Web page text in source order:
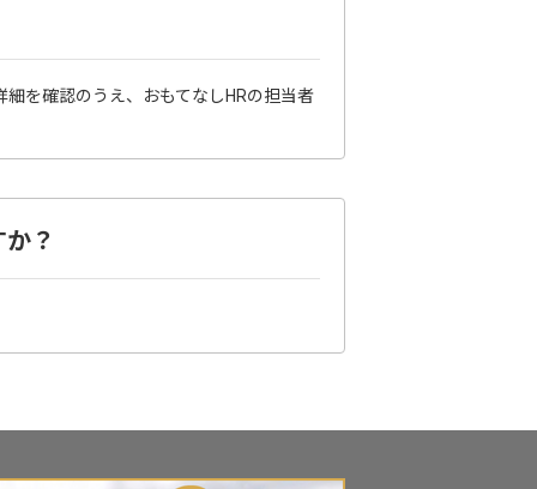
を確認のうえ、おもてなしHRの担当者
？